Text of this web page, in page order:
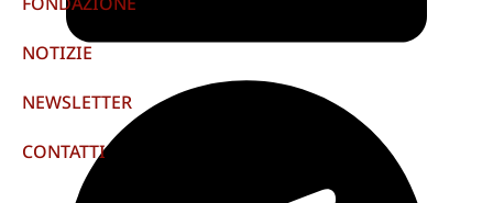
NOTIZIE
NEWSLETTER
CONTATTI